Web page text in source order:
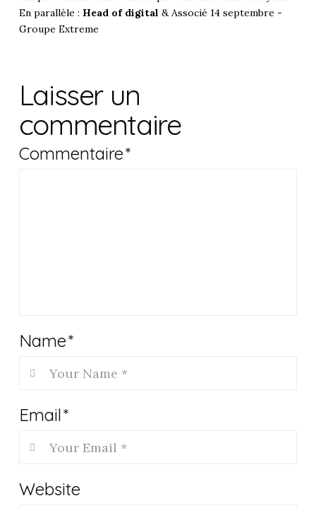
En parallèle : Head of digital & Associé 14 septembre -
Groupe Extreme
Laisser un
commentaire
Commentaire*
Name*
Email*
Website